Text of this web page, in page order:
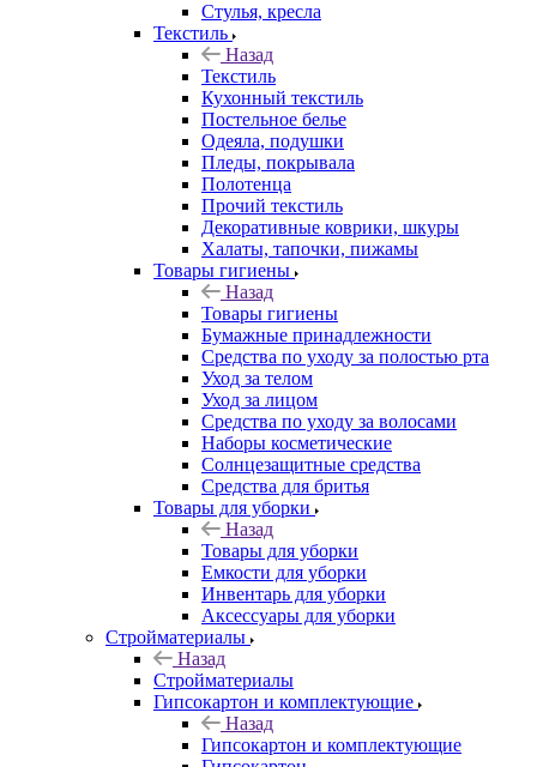
Стулья, кресла
Текстиль
Назад
Текстиль
Кухонный текстиль
Постельное белье
Одеяла, подушки
Пледы, покрывала
Полотенца
Прочий текстиль
Декоративные коврики, шкуры
Халаты, тапочки, пижамы
Товары гигиены
Назад
Товары гигиены
Бумажные принадлежности
Средства по уходу за полостью рта
Уход за телом
Уход за лицом
Средства по уходу за волосами
Наборы косметические
Солнцезащитные средства
Средства для бритья
Товары для уборки
Назад
Товары для уборки
Емкости для уборки
Инвентарь для уборки
Аксессуары для уборки
Стройматериалы
Назад
Стройматериалы
Гипсокартон и комплектующие
Назад
Гипсокартон и комплектующие